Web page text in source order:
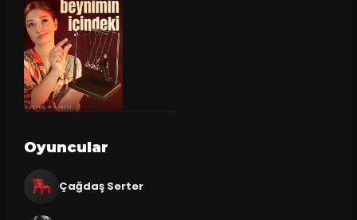
Oyuncular
Çağdaş Serter